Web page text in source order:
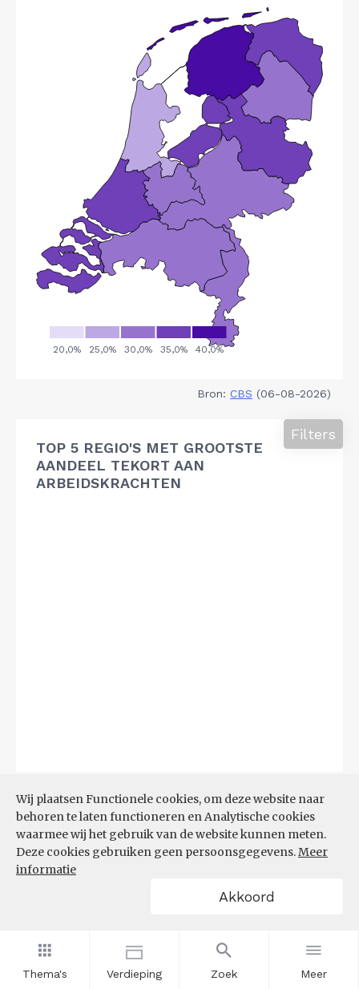
Thema's Verdieping Zoek Meer
Wij plaatsen Functionele cookies, om deze website naar
behoren te laten functioneren en Analytische cookies
waarmee wij het gebruik van de website kunnen meten.
Deze cookies gebruiken geen persoonsgegevens.Meer
informatie
Akkoord
Bron: CBS (06-08-2026)
TOP 5 REGIO'S MET GROOTSTE
AANDEEL TEKORT AAN
ARBEIDSKRACHTEN
Filters
TOP 10 REGIO'S MET KLEINSTE
AANDEEL TEKORT AAN
ARBEIDSKRACHTEN
Filters